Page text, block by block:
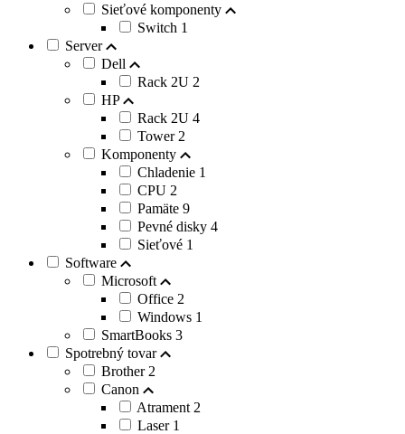
Sieťové komponenty
Switch 1
Server
Dell
Rack 2U 2
HP
Rack 2U 4
Tower 2
Komponenty
Chladenie 1
CPU 2
Pamäte 9
Pevné disky 4
Sieťové 1
Software
Microsoft
Office 2
Windows 1
SmartBooks 3
Spotrebný tovar
Brother 2
Canon
Atrament 2
Laser 1